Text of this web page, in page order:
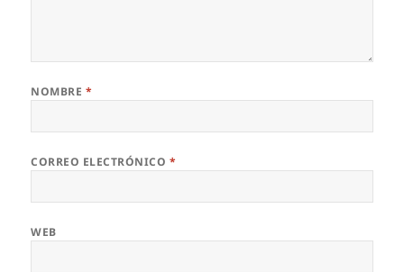
NOMBRE *
CORREO ELECTRÓNICO *
WEB